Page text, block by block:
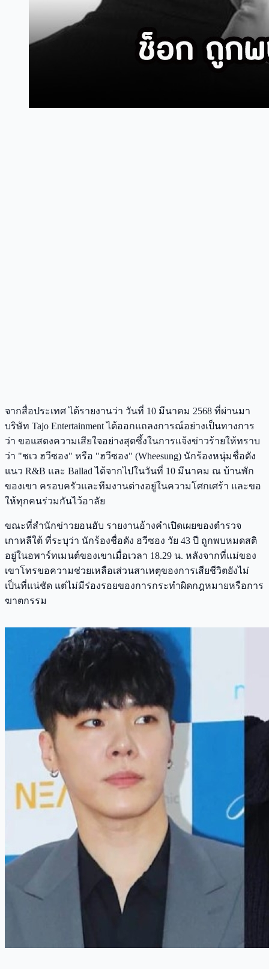
จากสื่อประเทศ ได้รายงานว่า วันที่ 10 มีนาคม 2568 ที่ผ่านมา
บริษัท Tajo Entertainment ได้ออกแถลงการณ์อย่างเป็นทางการ
ว่า ขอแสดงความเสียใจอย่างสุดซึ้งในการแจ้งข่าวร้ายให้ทราบ
ว่า "ชเว ฮวีซอง" หรือ "ฮวีซอง" (Wheesung) นักร้องหนุ่มชื่อดัง
แนว R&B และ Ballad ได้จากไปในวันที่ 10 มีนาคม ณ บ้านพัก
ของเขา ครอบครัวและทีมงานต่างอยู่ในความโศกเศร้า และขอ
ให้ทุกคนร่วมกันไว้อาลัย
ขณะที่สำนักข่าวยอนฮับ รายงานอ้างคำเปิดเผยของตำรวจ
เกาหลีใต้ ที่ระบุว่า นักร้องชื่อดัง ฮวีซอง วัย 43 ปี ถูกพบหมดสติ
อยู่ในอพาร์ทเมนต์ของเขาเมื่อเวลา 18.29 น. หลังจากที่แม่ของ
เขาโทรขอความช่วยเหลือเส่วนสาเหตุของการเสียชีวิตยังไม่
เป็นที่แน่ชัด แต่ไม่มีร่องรอยของการกระทำผิดกฎหมายหรือการ
ฆาตกรรม